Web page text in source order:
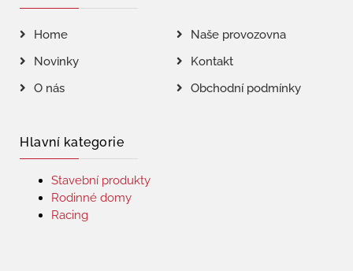
Home
Naše provozovna
Novinky
Kontakt
O nás
Obchodní podmínky
Hlavní kategorie
Stavební produkty
Rodinné domy
Racing